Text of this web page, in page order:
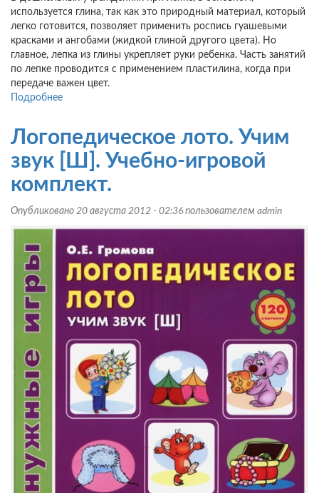
используется глина, так как это природный материал, который
легко готовится, позволяет применить роспись гуашевыми
красками и ангобами (жидкой глиной другого цвета). Но
главное, лепка из глины укрепляет руки ребенка. Часть занятий
по лепке проводится с применением пластилина, когда при
передаче важен цвет.
Подробнее
детском
саду.
Конспекты
занятий
детей
2-
лет
Логопедическое лото. Учим
звук [Ш]. Учебно-игровой
комплект.
Опубликовано 20 августа 2012 - 02:36 пользователем admin